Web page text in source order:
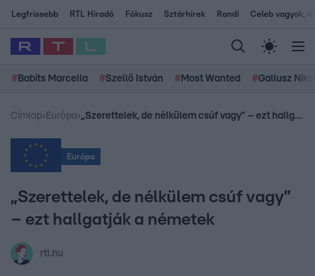
Legfrissebb RTL Híradó Fókusz Sztárhírek Randi Celeb vagyok,
# Babits Marcella #Szellő István # Most Wanted #Gallusz
Címlap› Európa› „Szerettelek, de nélkülem csúf vagy” – ezt hallgatják a németek
Európa
„Szerettelek, de nélkülem csúf vagy”
– ezt hallgatják a németek
rtl.hu